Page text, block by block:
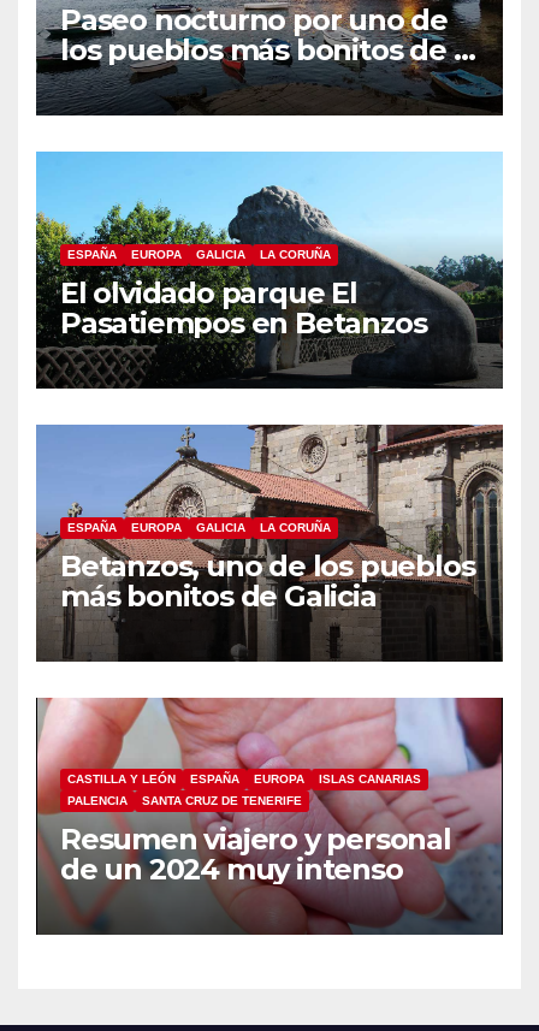
Paseo nocturno por uno de
los pueblos más bonitos de A
Coruña, Puentedeume
ESPAÑA EUROPA GALICIA LA CORUÑA
El olvidado parque El
Pasatiempos en Betanzos
ESPAÑA EUROPA GALICIA LA CORUÑA
Betanzos, uno de los pueblos
más bonitos de Galicia
CASTILLA Y LEÓN ESPAÑA EUROPA
ISLAS CANARIAS
PALENCIA
SANTA CRUZ DE TENERIFE
Resumen viajero y personal
de un 2024 muy intenso